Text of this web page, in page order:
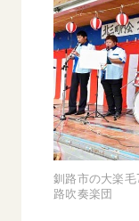
日蓮大聖人の仏法
釈尊～法華経
日蓮大聖人
創価学会の三代会
初代会長・牧
第2代会長・戸
第3代会長・池
仏法を学ぶ
仏法を語る
主な行事
年間の活動につ
友人葬
核兵器の廃絶に
「人権文化」「ジ
「持続可能な開発
人道支援
音楽活動
展示活動
教育本部の活動
各国ウェブサイト
世界の創価学会の
基本情報
創価学会 会憲
創価学会 会則
創価学会 社会憲
組織・機構
会員サポート
座談会御書ｅ講義
小説『新・人間革
御書検索［新版］
関連リンク
創価学会総本部
釧路市の大楽
路吹奏楽団